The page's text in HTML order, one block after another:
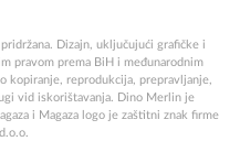
Dizajn, uključujući grafičke i
pravom prema BiH i međunarodnim
kopiranje, reprodukcija, prepravljanje,
vid iskorištavanja. Dino Merlin je
i Magaza logo je zaštitni znak firme